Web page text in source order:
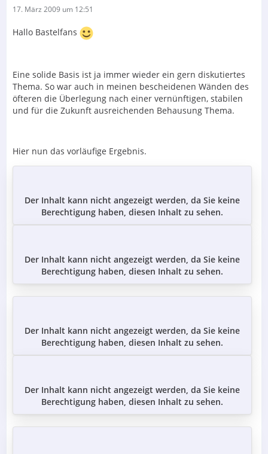
17. März 2009 um 12:51
Hallo Bastelfans
Eine solide Basis ist ja immer wieder ein gern diskutiertes
Thema. So war auch in meinen bescheidenen Wänden des
öfteren die Überlegung nach einer vernünftigen, stabilen
und für die Zukunft ausreichenden Behausung Thema.
Hier nun das vorläufige Ergebnis.
Der Inhalt kann nicht angezeigt werden, da Sie keine
Berechtigung haben, diesen Inhalt zu sehen.
Der Inhalt kann nicht angezeigt werden, da Sie keine
Berechtigung haben, diesen Inhalt zu sehen.
Der Inhalt kann nicht angezeigt werden, da Sie keine
Berechtigung haben, diesen Inhalt zu sehen.
Der Inhalt kann nicht angezeigt werden, da Sie keine
Berechtigung haben, diesen Inhalt zu sehen.